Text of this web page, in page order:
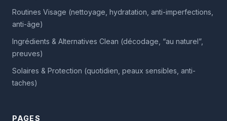
Routines Visage (nettoyage, hydratation, anti-imperfections,
anti-âge)
Ingrédients & Alternatives Clean (décodage, “au naturel”,
preuves)
Solaires & Protection (quotidien, peaux sensibles, anti-
taches)
PAGES